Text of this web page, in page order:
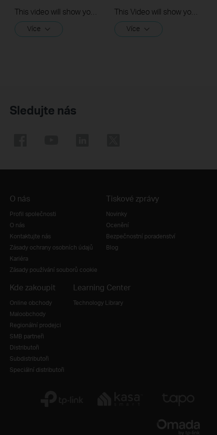
This video will show you how to link your TP-Link Tapo account to Google Assistant
Více
This Video will show you how to integrate your Tapo account to Amazon Alexa
Více
Sledujte nás
O nás
Profil společnosti
O nás
Kontaktujte nás
Zásady ochrany osobních údajů
Kariéra
Zásady používání souborů cookie
Tiskové zprávy
Novinky
Ocenění
Bezpečnostní poradenství
Blog
Kde zakoupit
Online obchody
Maloobchody
Regionální prodejci
SMB partneři
Distributoři
Subdistributoři
Speciální distributoři
Learning Center
Technology Library